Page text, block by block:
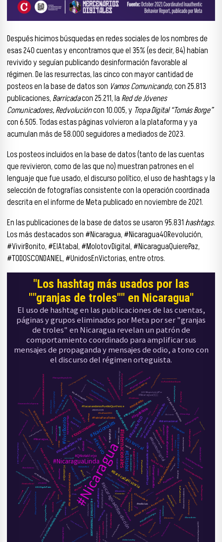
Después hicimos búsquedas en redes sociales de los nombres de
esas 240 cuentas y encontramos que el 35% (es decir, 84) habían
revivido y seguían publicando desinformación favorable al
régimen. De las resurrectas, las cinco con mayor cantidad de
posteos en la base de datos son Vamos Comunicando, con 25.813
publicaciones, Barricadacon 25.211, la Red de Jóvenes
Comunicadores, Redvolucióncon 10.005, y Tropa Digital “Tomás Borge”
con 6.505. Todas estas páginas volvieron a la plataforma y ya
acumulan más de 58.000 seguidores a mediados de 2023.
Los posteos incluidos en la base de datos (tanto de las cuentas
que revivieron, como de las que no) muestran patrones en el
lenguaje que fue usado, el discurso político, el uso de hashtags y la
selección de fotografías consistente con la operación coordinada
descrita en el informe de Meta publicado en noviembre de 2021.
En las publicaciones de la base de datos se usaron 95.831 hashtags.
Los más destacados son #Nicaragua, #Nicaragua40Revolución,
#VivirBonito, #ElAtabal, #MolotovDigital, #NicaraguaQuierePaz,
#TODOSCONDANIEL, #UnidosEnVictorias, entre otros.